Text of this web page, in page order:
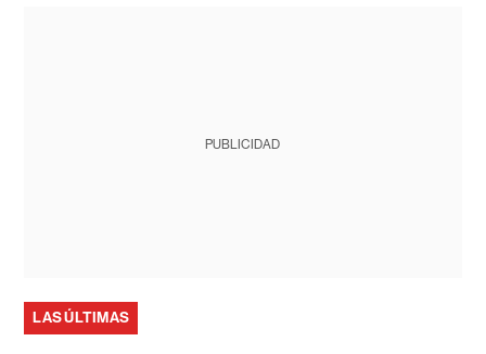
PUBLICIDAD
LAS ÚLTIMAS